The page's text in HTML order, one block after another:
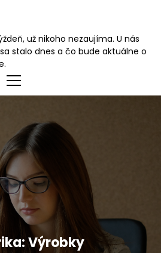
už nikoho nezaujíma. U nás
stalo dnes a čo bude aktuálne o
Výrobky